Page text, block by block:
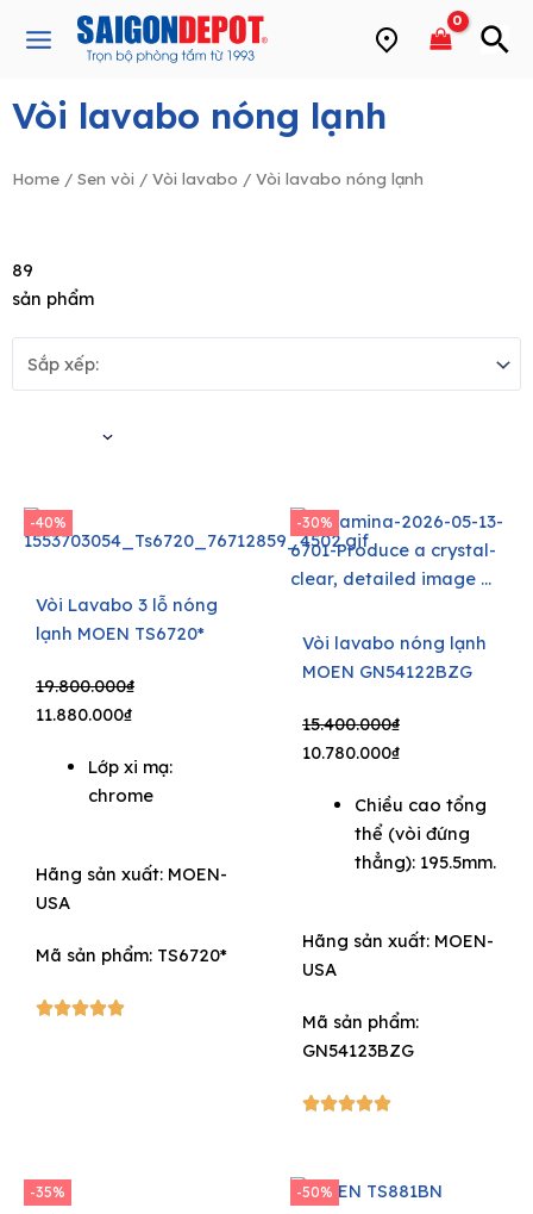
Main
Vòi lavabo nóng lạnh
Home / Sen vòi / Vòi lavabo / Vòi lavabo nóng lạnh
89
sản phẩm
-40%
Vòi Lavabo 3 lỗ nóng
lạnh MOEN TS6720*
19.800.000₫
Original
price
19.800.000₫.
11.880.000₫
Current
price
11.880.000₫.
Lớp xi mạ:
chrome
Hãng sản xuất: MOEN-
USA
Mã sản phẩm: TS6720*
5/5
-30%
Vòi lavabo nóng lạnh
MOEN GN54122BZG
15.400.000₫
Original
price
15.400.000₫.
10.780.000₫
Current
price
10.780.000₫.
Chiều cao tổng
thể (vòi đứng
thẳng): 195.5mm.
Hãng sản xuất: MOEN-
USA
Mã sản phẩm:
GN54123BZG
5/5
-35% -50%